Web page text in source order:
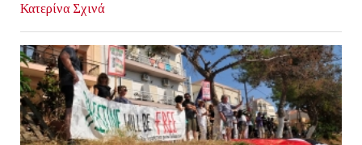
Κατερίνα Σχινά